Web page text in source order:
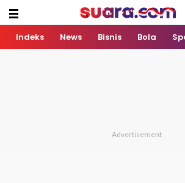
Indeks News Bisnis Bola